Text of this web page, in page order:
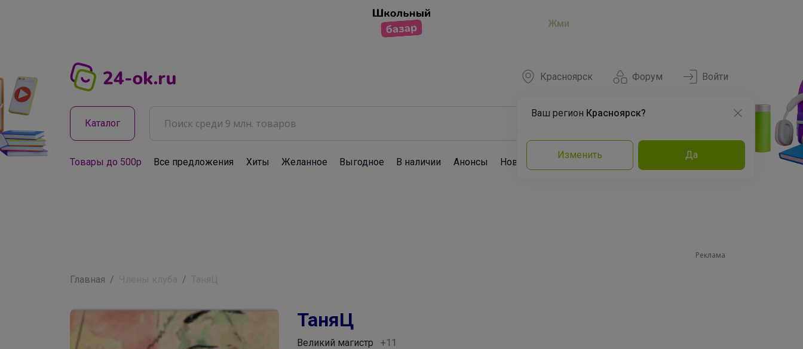
Жми
Форум
Красноярск
Ваш регион Красноярск?
Изменить Да
Войти
Каталог
Товары до 500р Все предложения Хиты Желанное Выгодное В наличии Анонсы Новости Команда Эксперты
Реклама
Главная
ТаняЦ
Великий магистр +11